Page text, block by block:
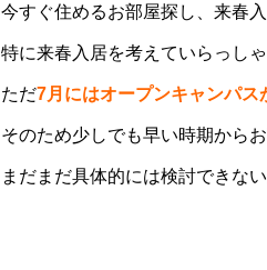
今すぐ住めるお部屋探し、来春
特に来春入居を考えていらっし
ただ7月にはオープンキャンパ
そのため少しでも早い時期から
まだまだ具体的には検討できな